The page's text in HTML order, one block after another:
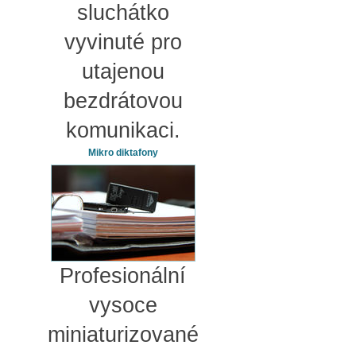
sluchátko
vyvinuté pro
utajenou
bezdrátovou
komunikaci.
Mikro diktafony
Profesionální
vysoce
miniaturizované